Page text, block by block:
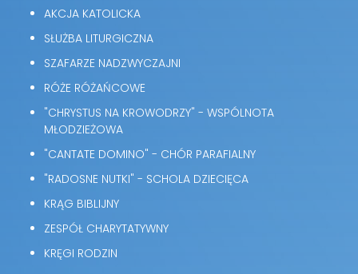
AKCJA KATOLICKA
SŁUŻBA LITURGICZNA
SZAFARZE NADZWYCZAJNI
RÓŻE RÓŻAŃCOWE
"CHRYSTUS NA KROWODRZY" - WSPÓLNOTA
MŁODZIEŻOWA
"CANTATE DOMINO" - CHÓR PARAFIALNY
"RADOSNE NUTKI" - SCHOLA DZIECIĘCA
KRĄG BIBLIJNY
ZESPÓŁ CHARYTATYWNY
KRĘGI RODZIN